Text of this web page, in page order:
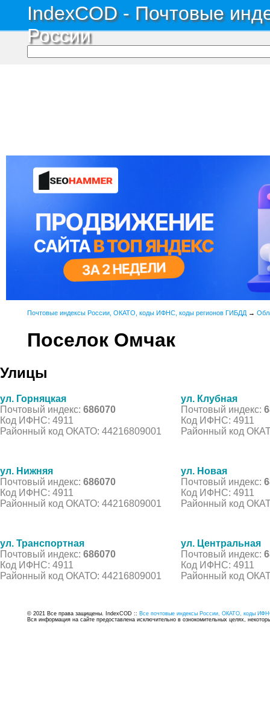
IndexCOD - Почтовые
России
Почтовые индексы России, ОКАТО, коды ИФНС, коды регионов ГИБДД →
Поселок Омчак
Улицы
ул. Горняцкая
Почтовый индекс: 686070
Код ИФНС: 4911
Районный код ОКАТО: 44216809001
ул. Клубная
Почтовый индекс:
Код ИФНС: 4911
Районный код
ул. Нижняя
Почтовый индекс: 686070
Код ИФНС: 4911
Районный код ОКАТО: 44216809001
ул. Новая
Почтовый индекс:
Код ИФНС: 4911
Районный код
ул. Транспортная
Почтовый индекс: 686070
Код ИФНС: 4911
Районный код ОКАТО: 44216809001
ул. Центральная
Почтовый индекс:
Код ИФНС: 4911
Районный код
© 2021 Все права защищены. IndexCOD :: Все почтовые индексы России, ОКАТО, коды
Вся информация на сайте предоставлена исключительно в ознокомительных целях,